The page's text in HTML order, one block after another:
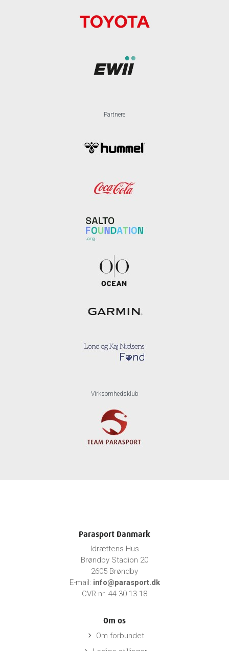
Partnere
Virksomhedsklub
Parasport Danmark
Idrættens Hus
Brøndby Stadion 20
2605 Brøndby
E-mail: info@parasport.dk
CVR-nr. 44 30 13 18
Om os
keyboard_arrow_right Om forbundet